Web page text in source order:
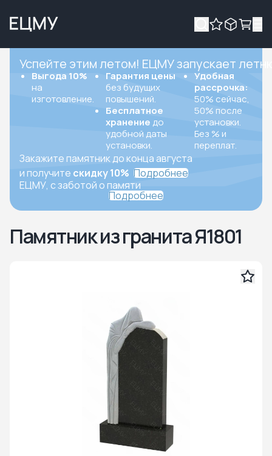
Успейте этим летом! ЕЦМУ запускает
Выгода 10%
на
изготовление.
Гарантия цены
без будущих
повышений.
Бесплатное
хранение до
удобной даты
установки.
Удобная
рассрочка:
50% сейчас,
50% после
установки.
Без % и
переплат.
Закажите памятник до конца августа
и получите скидку 10% Подробнее
ЕЦМУ, с заботой о памяти
Подробнее
Памятник из гранита Я1801